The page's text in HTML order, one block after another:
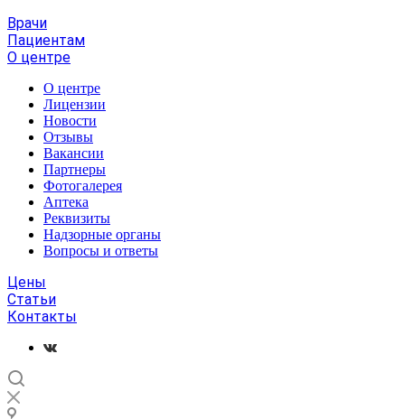
Врачи
Пациентам
О центре
О центре
Лицензии
Новости
Отзывы
Вакансии
Партнеры
Фотогалерея
Аптека
Реквизиты
Надзорные органы
Вопросы и ответы
Цены
Статьи
Контакты